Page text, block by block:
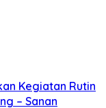
Kegiatan Rutin
– Sanan